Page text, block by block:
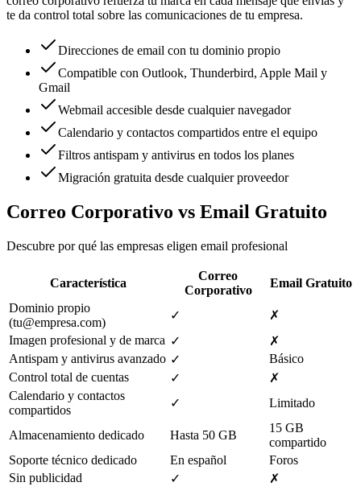
te da control total sobre las comunicaciones de tu empresa.
Direcciones de email con tu dominio propio
Compatible con Outlook, Thunderbird, Apple Mail y
Gmail
Webmail accesible desde cualquier navegador
Calendario y contactos compartidos entre el equipo
Filtros antispam y antivirus en todos los planes
Migración gratuita desde cualquier proveedor
Correo Corporativo vs Email Gratuito
Descubre por qué las empresas eligen email profesional
Característica
Correo
Corporativo
Email Gratuito
Dominio propio
(tu@empresa.com)
✓
✗
Imagen profesional y de marca ✓
✗
Antispam y antivirus avanzado ✓
Básico
Control total de cuentas
✓
✗
Calendario y contactos
compartidos
✓ Limitado
Almacenamiento dedicado Hasta 50 GB
15 GB
compartido
Soporte técnico dedicado
En español
Foros
Sin publicidad
✓ ✗